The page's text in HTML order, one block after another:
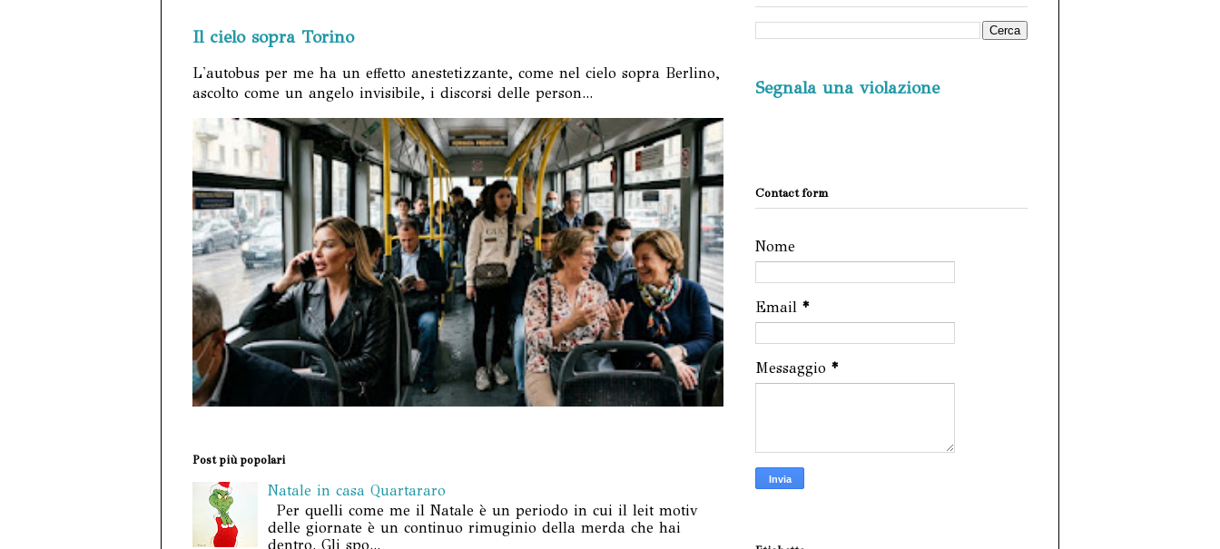
Il cielo sopra Torino
L'autobus per me ha un effetto anestetizzante, come nel cielo sopra Berlino,
ascolto come un angelo invisibile, i discorsi delle person...
Post più popolari
Natale in casa Quartararo
Per quelli come me il Natale è un periodo in cui il leit motiv
delle giornate è un continuo rimuginio della merda che hai
dentro. Gli spo...
Segnala una violazione
Contact form
Nome
Email *
Messaggio *